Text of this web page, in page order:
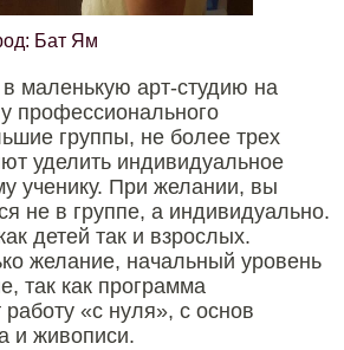
Бат Ям
маленькую арт-студию на
профессионального
группы, не более трех
уделить индивидуальное
ученику. При желании, вы
не в группе, а индивидуально.
детей так и взрослых.
желание, начальный уровень
так как программа
«с нуля», с основ
и живописи.